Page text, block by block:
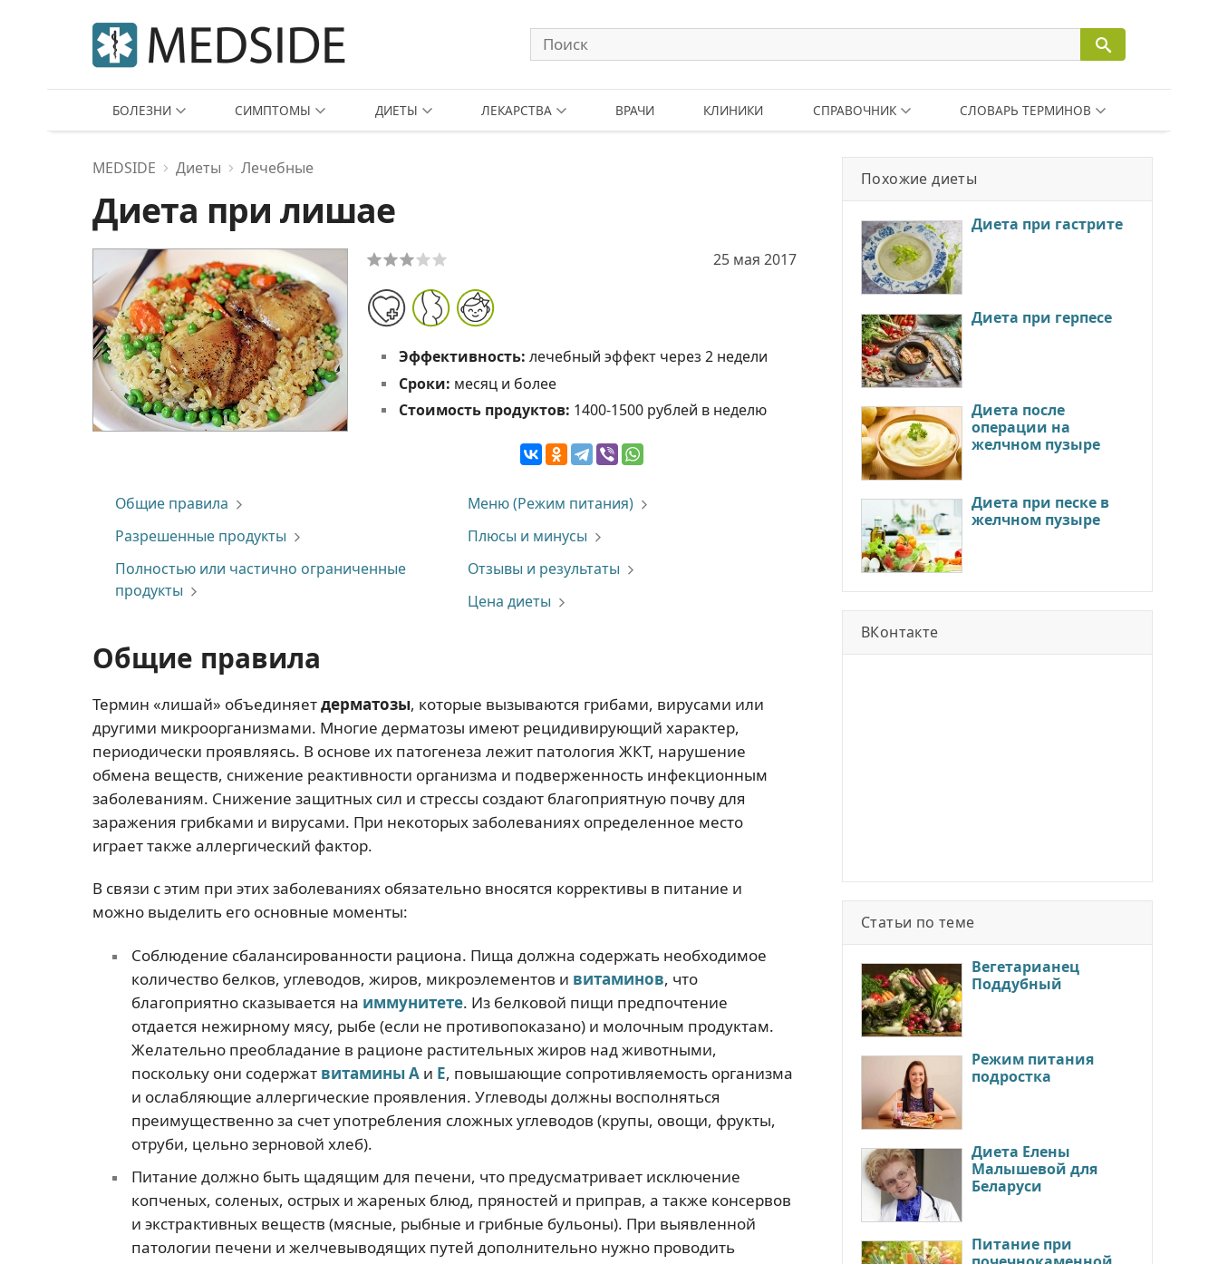
БОЛЕЗНИ СИМПТОМЫ ДИЕТЫ ЛЕКАРСТВА ВРАЧИ КЛИНИКИ СПРАВОЧНИК СЛОВАРЬ ТЕРМИНОВ
MEDSIDE Диеты Лечебные
Диета при лишае
25 мая 2017
Эффективность: лечебный эффект через 2 недели
Сроки: месяц и более
Стоимость продуктов: 1400-1500 рублей в неделю
Общие правила
Разрешенные продукты
Полностью или частично ограниченные
продукты
Меню (Режим питания)
Плюсы и минусы
Отзывы и результаты
Цена диеты
Общие правила
Термин «лишай» объединяетдерматозы, которые вызываются грибами, вирусами или
другими микроорганизмами. Многие дерматозы имеют рецидивирующий характер,
периодически проявляясь. В основе их патогенеза лежит патология ЖКТ, нарушение
обмена веществ, снижение реактивности организма и подверженность инфекционным
заболеваниям. Снижение защитных сил и стрессы создают благоприятную почву для
заражения грибками и вирусами. При некоторых заболеваниях определенное место
играет также аллергический фактор.
В связи с этим при этих заболеваниях обязательно вносятся коррективы в питание и
можно выделить его основные моменты:
Соблюдение сбалансированности рациона. Пища должна содержать необходимое
количество белков, углеводов, жиров, микроэлементов и витаминов, что
благоприятно сказывается на иммунитете. Из белковой пищи предпочтение
отдается нежирному мясу, рыбе (если не противопоказано) и молочным продуктам.
Желательно преобладание в рационе растительных жиров над животными,
поскольку они содержат витамины Аи Е, повышающие сопротивляемость организма
и ослабляющие аллергические проявления. Углеводы должны восполняться
преимущественно за счет употребления сложных углеводов (крупы, овощи, фрукты,
отруби, цельно зерновой хлеб).
Питание должно быть щадящим для печени, что предусматривает исключение
копченых, соленых, острых и жареных блюд, пряностей и приправ, а также консервов
и экстрактивных веществ (мясные, рыбные и грибные бульоны). При выявленной
патологии печени и желчевыводящих путей дополнительно нужно проводить
Похожие диеты
Диета при гастрите
Диета при герпесе
Диета после
операции на
желчном пузыре
Диета при песке в
желчном пузыре
ВКонтакте
Статьи по теме
Вегетарианец
Поддубный
Режим питания
подростка
Диета Елены
Малышевой для
Беларуси
Питание при